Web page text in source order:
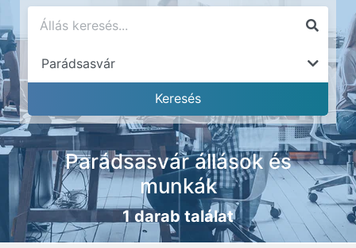
Parádsasvár állások és
munkák
1 darab találat